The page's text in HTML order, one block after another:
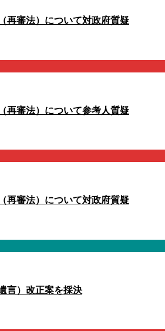
審法）について対政府質疑
審法）について参考人質疑
審法）について対政府質疑
言）改正案を採決